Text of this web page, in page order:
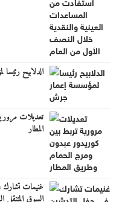
الدلابيح
تعديلات
المطار
غنيمات تشارك